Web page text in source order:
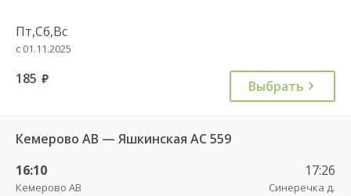
Пт,Сб,Вс
с 01.11.2025
185 руб. Выбрать
Кемерово АВ — Яшкинская АС 559
16:10
Кемерово АВ
17:26
Синеречка д.